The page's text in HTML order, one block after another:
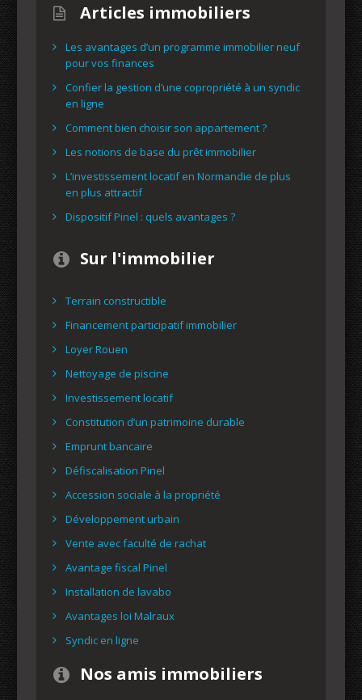
Articles immobiliers
Les avantages d’un programme immobilier neuf
pour vos finances
Confier la gestion d’une copropriété à un syndic
en ligne
Comment bien choisir son appartement ?
Les notions de base du prêt immobilier
L’investissement locatif en Normandie de plus
en plus attractif
Dispositif Pinel : quels avantages ?
Sur l'immobilier
Terrain constructible
Financement participatif immobilier
Loyer Rouen
Nettoyage de piscine
Investissement locatif
Constitution d’un patrimoine durable
Emprunt bancaire
Défiscalisation Pinel
Accession sociale à la propriété
Développement urbain
Vente avec faculté de rachat
Avantage fiscal Pinel
Installation de lavabo
Avantages loi Malraux
Syndic en ligne
Nos amis immobiliers